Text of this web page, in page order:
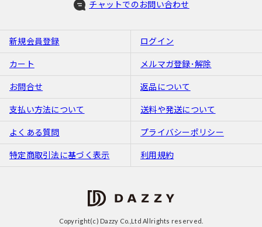
チャットでのお問い合わせ
新規会員登録 ログイン
カート メルマガ登録･解除
お問合せ 返品について
支払い方法について 送料や発送について
よくある質問 プライバシーポリシー
特定商取引法に基づく表示 利用規約
Copyright(c) Dazzy Co.,Ltd Allrights reserved.